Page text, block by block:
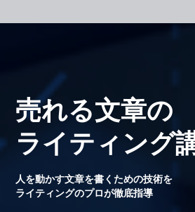
売れる文章の
ライティング
人を動かす文章を書くための技術を
ライティングのプロが徹底指導